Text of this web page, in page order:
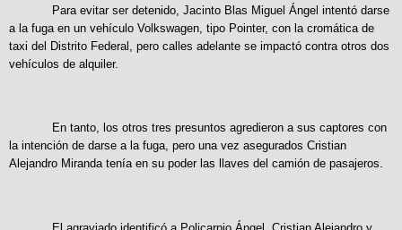
Para evitar ser detenido, Jacinto Blas Miguel Ángel intentó darse
a la fuga en un vehículo Volkswagen, tipo Pointer, con la cromática de
taxi del Distrito Federal, pero calles adelante se impactó contra otros dos
vehículos de alquiler.
En tanto, los otros tres presuntos agredieron a sus captores con
la intención de darse a la fuga, pero una vez asegurados Cristian
Alejandro Miranda tenía en su poder las llaves del camión de pasajeros.